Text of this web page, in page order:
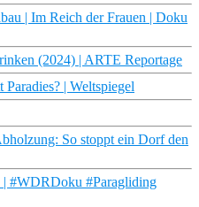
| Im Reich der Frauen | Doku
(2024) | ARTE Reportage
Paradies? | Weltspiegel
So stoppt ein Dorf den
#WDRDoku #Paragliding